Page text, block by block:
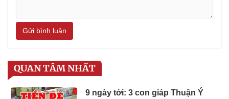
Gửi bình luận
QUAN TÂM NHẤT
9 ngày tới: 3 con giáp Thuận Ý